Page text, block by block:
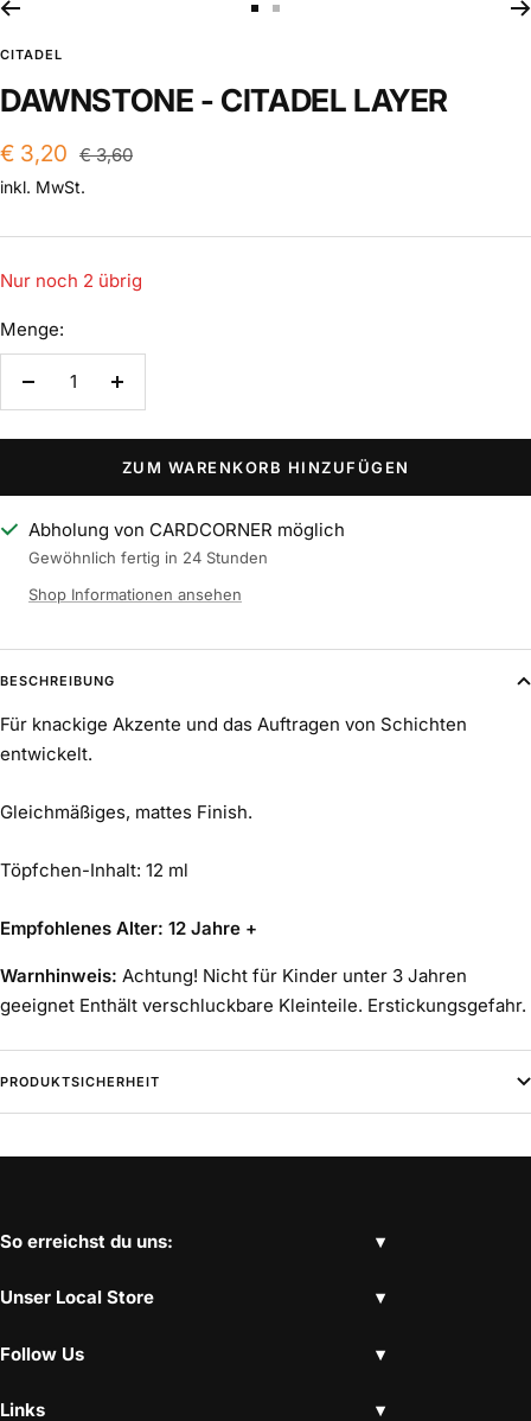
gehen
gehen
CITADEL
DAWNSTONE - CITADEL LAYER
Angebotspreis
€ 3,20 Regulärer
Preis
€ 3,60
inkl. MwSt.
Nur noch 2 übrig
Menge:
Menge
Menge
ZUM WARENKORB HINZUFÜGEN
Abholung von CARDCORNER möglich
Gewöhnlich fertig in 24 Stunden
Shop Informationen ansehen
BESCHREIBUNG
Für knackige Akzente und das Auftragen von Schichten
entwickelt.
Gleichmäßiges, mattes Finish.
Töpfchen-Inhalt: 12 ml
Empfohlenes Alter: 12 Jahre +
Warnhinweis: Achtung! Nicht für Kinder unter 3 Jahren
geeignet Enthält verschluckbare Kleinteile. Erstickungsgefahr.
PRODUKTSICHERHEIT
So erreichst du uns:
Unser Local Store
Follow Us
Links